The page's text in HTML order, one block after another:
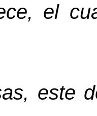
el
este